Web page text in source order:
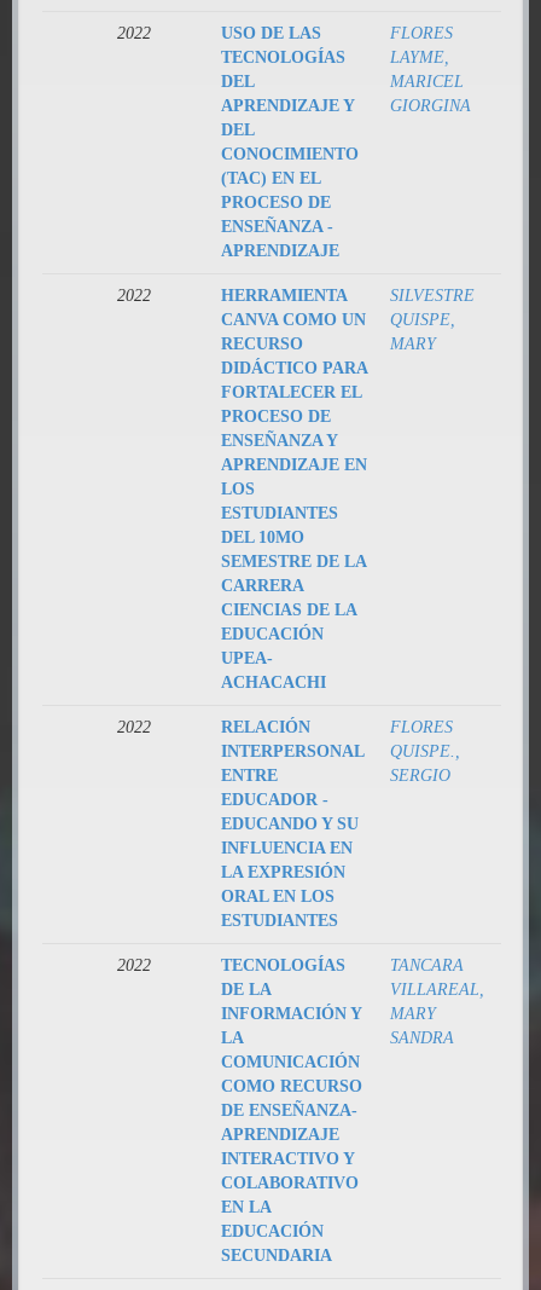
2022
USO DE LAS
TECNOLOGÍAS
DEL
APRENDIZAJE Y
DEL
CONOCIMIENTO
(TAC) EN EL
PROCESO DE
ENSEÑANZA -
APRENDIZAJE
FLORES
LAYME,
MARICEL
GIORGINA
2022
HERRAMIENTA
CANVA COMO UN
RECURSO
DIDÁCTICO PARA
FORTALECER EL
PROCESO DE
ENSEÑANZA Y
APRENDIZAJE EN
LOS
ESTUDIANTES
DEL 10MO
SEMESTRE DE LA
CARRERA
CIENCIAS DE LA
EDUCACIÓN
UPEA-
ACHACACHI
SILVESTRE
QUISPE,
MARY
2022
RELACIÓN
INTERPERSONAL
ENTRE
EDUCADOR -
EDUCANDO Y SU
INFLUENCIA EN
LA EXPRESIÓN
ORAL EN LOS
ESTUDIANTES
FLORES
QUISPE.,
SERGIO
2022
TECNOLOGÍAS
DE LA
INFORMACIÓN Y
LA
COMUNICACIÓN
COMO RECURSO
DE ENSEÑANZA-
APRENDIZAJE
INTERACTIVO Y
COLABORATIVO
EN LA
EDUCACIÓN
SECUNDARIA
TANCARA
VILLAREAL,
MARY
SANDRA